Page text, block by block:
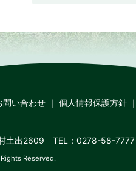
問い合わせ｜ 個人情報保護方針
土出2609 TEL：0278-58-
Reserved.